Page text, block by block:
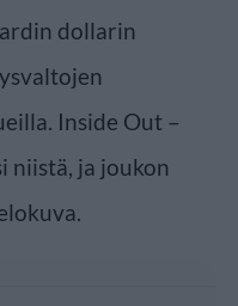
dollarin
Inside Out –
niistä, ja joukon